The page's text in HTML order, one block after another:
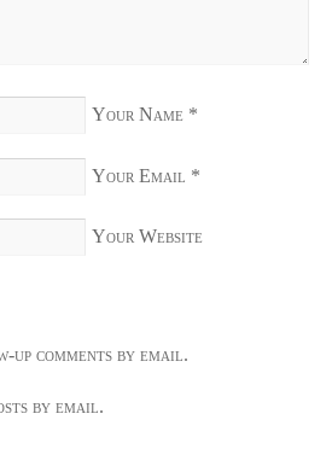
Your Name *
Your Email *
Your Website
comments by email.
by email.